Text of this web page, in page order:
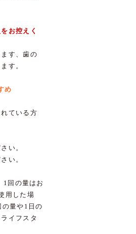
お控えく
す、歯の
す。
め
ている方
い。
い。
回の量はお
用した場
量や1日の
イフスタ